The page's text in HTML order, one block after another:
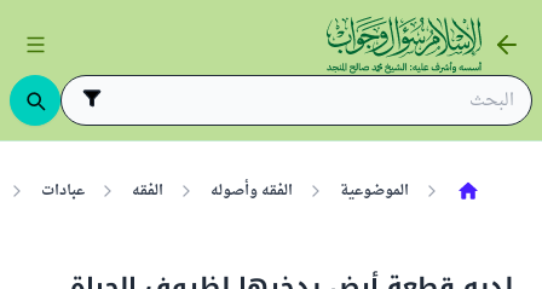
الموضوعية الفقه وأصوله الفقه عبادات